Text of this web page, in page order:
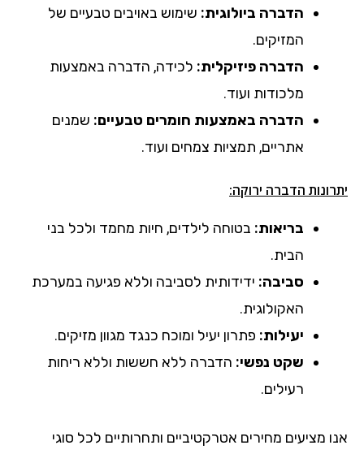
הדברה ביולוגית: שימוש באויבים טבעיים של
המזיקים.
הדברה פיזיקלית: לכידה, הדברה באמצעות
מלכודות ועוד.
הדברה באמצעות חומרים טבעיים: שמנים
אתריים, תמציות צמחים ועוד.
יתרונות הדברה ירוקה:
בריאות: בטוחה לילדים, חיות מחמד ולכל בני
הבית.
סביבה: ידידותית לסביבה וללא פגיעה במערכת
האקולוגית.
יעילות: פתרון יעיל ומוכח כנגד מגוון מזיקים.
שקט נפשי: הדברה ללא חששות וללא ריחות
רעילים.
אנו מציעים מחירים אטרקטיביים ותחרותיים לכל סוגי